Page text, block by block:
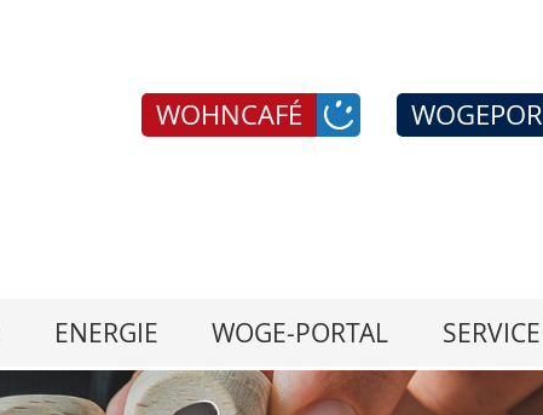
WOHNCAFÉ
ENERGIE WOGE-PORTAL SERVICE